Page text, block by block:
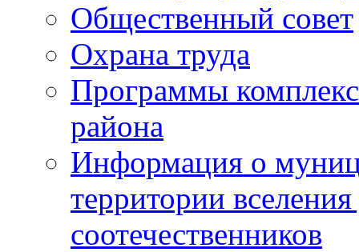
Общественный совет
Охрана труда
Программы
района
Информация о
территории
соотечественников